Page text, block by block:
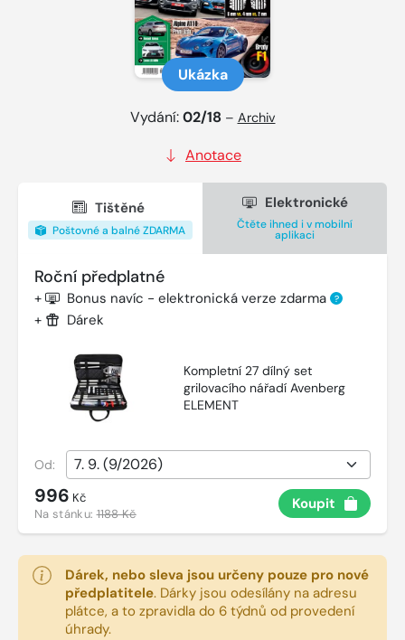
Ukázka
Vydání:02/18 – Archiv
Anotace
Tištěné
Poštovné a balné ZDARMA
Elektronické
Čtěte ihned i v mobilní
aplikaci
Roční předplatné
+ Bonus navíc - elektronická verze zdarma ?
+ Dárek
Kompletní 27 dílný set
grilovacího nářadí Avenberg
ELEMENT
Od:
996 Kč
Na stánku:1188 Kč
Koupit
Dárek, nebo sleva jsou určeny pouze pro nové
předplatitele. Dárky jsou odesílány na adresu
plátce, a to zpravidla do 6 týdnů od provedení
úhrady.